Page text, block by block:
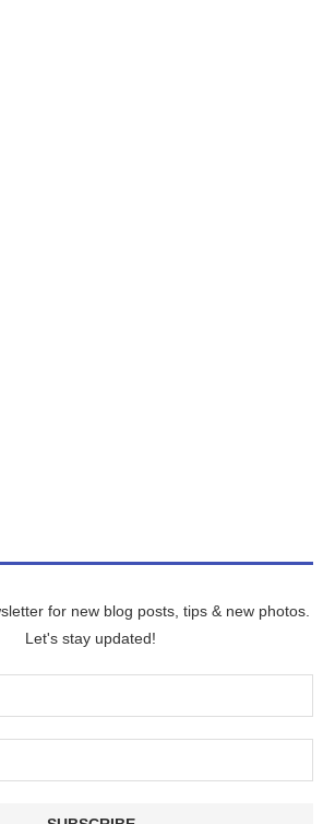
for new blog posts, tips & new photos.
Let's stay updated!